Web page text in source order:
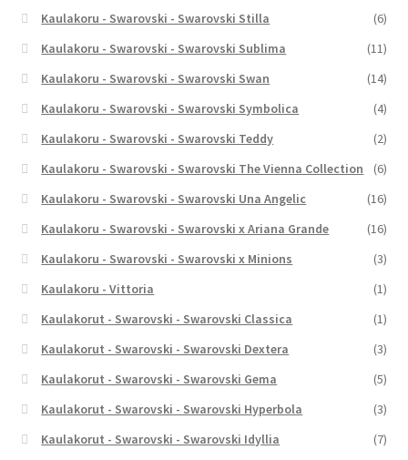
Kaulakoru - Swarovski - Swarovski Stilla
(6)
Kaulakoru - Swarovski - Swarovski Sublima
(11)
Kaulakoru - Swarovski - Swarovski Swan
(14)
Kaulakoru - Swarovski - Swarovski Symbolica
(4)
Kaulakoru - Swarovski - Swarovski Teddy
(2)
Kaulakoru - Swarovski - Swarovski The Vienna Collection
(6)
Kaulakoru - Swarovski - Swarovski Una Angelic
(16)
Kaulakoru - Swarovski - Swarovski x Ariana Grande
(16)
Kaulakoru - Swarovski - Swarovski x Minions
(3)
Kaulakoru - Vittoria
(1)
Kaulakorut - Swarovski - Swarovski Classica
(1)
Kaulakorut - Swarovski - Swarovski Dextera
(3)
Kaulakorut - Swarovski - Swarovski Gema
(5)
Kaulakorut - Swarovski - Swarovski Hyperbola
(3)
Kaulakorut - Swarovski - Swarovski Idyllia
(7)